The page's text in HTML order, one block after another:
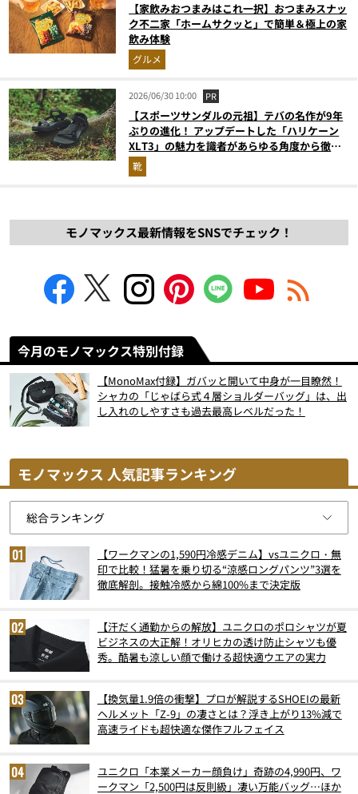
【家飲みおつまみはこれ一択】おつまみスナッ
ク不二家「ホームサクッと」で簡単＆極上の家
飲み体験
グルメ
2026/06/30 10:00 PR
【スポーツサンダルの元祖】テバの名作が9年
ぶりの進化！ アップデートした「ハリケーン
XLT3」の魅力を識者があらゆる角度から徹底
解説！
靴
モノマックス最新情報をSNSでチェック！
今月のモノマックス特別付録
【MonoMax付録】ガバッと開いて中身が一目瞭然！
シャカの「じゃばら式４層ショルダーバッグ」は、出
し入れのしやすさも過去最高レベルだった！
モノマックス 人気記事ランキング
【ワークマンの1,590円冷感デニム】vsユニクロ・無
印で比較！猛暑を乗り切る“涼感ロングパンツ”3選を
徹底解剖。接触冷感から綿100%まで決定版
【汗だく通勤からの解放】ユニクロのポロシャツが夏
ビジネスの大正解！オリヒカの透け防止シャツも優
秀。酷暑も涼しい顔で働ける超快適ウエアの実力
【換気量1.9倍の衝撃】プロが解説するSHOEIの最新
ヘルメット「Z-9」の凄さとは？浮き上がり13%減で
高速ライドも超快適な傑作フルフェイス
ユニクロ「本業メーカー顔負け」奇跡の4,990円、ワ
ークマン「2,500円は反則級」凄い万能バッグ…ほか